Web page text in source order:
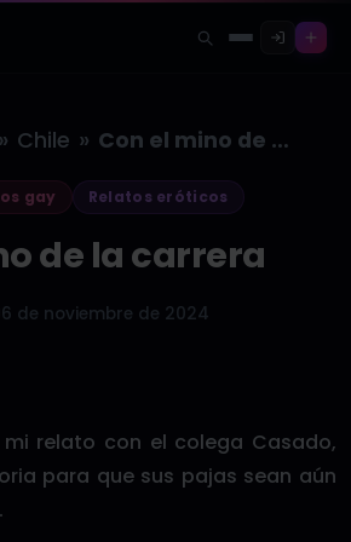
» Chile » Con el mino de la carrera
gay Relatos eróticos
de la carrera
de noviembre de 2024
relato con el colega Casado,
para que sus pajas sean aún